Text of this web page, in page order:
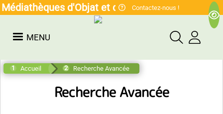
Médiathèques d'Objat et de Voutezac
Contactez-nous !
MENU
Accueil Recherche Avancée
Recherche Avancée